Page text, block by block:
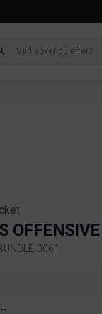
OFFENSIVE
0061